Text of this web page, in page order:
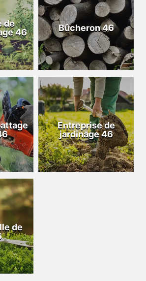
de
46
Bûcheron 46
Entreprise de
jardinage 46
de